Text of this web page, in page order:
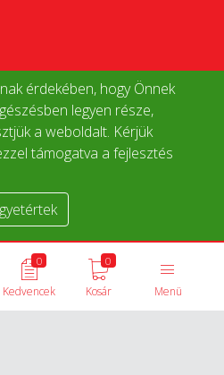
érdekében, hogy Önnek
legyen része,
a weboldalt. Kérjük
támogatva a fejlesztés
Menü
0
Kosár
0
Kedvencek